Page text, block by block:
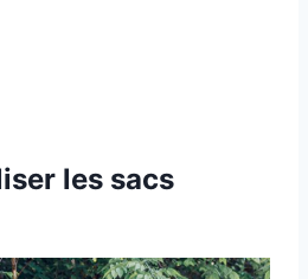
les sacs